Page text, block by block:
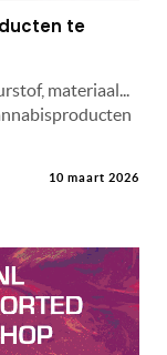
te
materiaal...
10 maart 2026